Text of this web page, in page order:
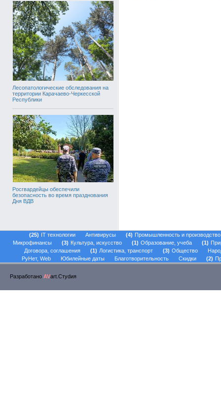
Лесопатологические обследования на
территории Карачаево-Черкесской
Республики
Росгвардейцы обеспечили
безопасность во время празднования
Дня ВДВ
25 IT технологии Антивирусы 4
Промышленность и производство
Микрофинансы
3 Культура, искусство 1 Образование, учеба 1
Договора, соглашения
1 Логистика, транспорт 3 Общество
РуНет, Web
Юбилейные даты Благотворительность Скидки 2
Разработано AVart.Стуdия